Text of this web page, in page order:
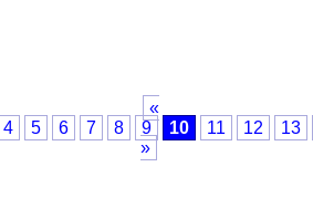
«
4 5 6 7 8 9 10 11 12
13
»